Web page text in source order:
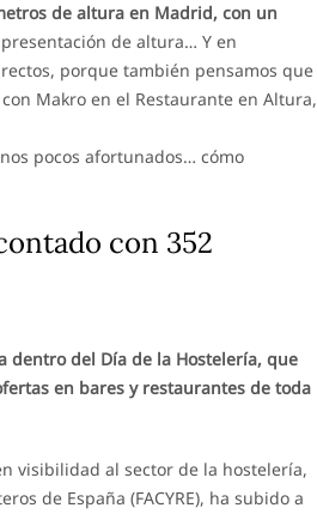
de altura en Madrid, con un
de altura… Y en
porque también pensamos que
Makro en el Restaurante en Altura,
pocos afortunados… cómo
con 352
dentro del Día de la Hostelería, que
en bares y restaurantes de toda
visibilidad al sector de la hostelería,
de España (FACYRE), ha subido a